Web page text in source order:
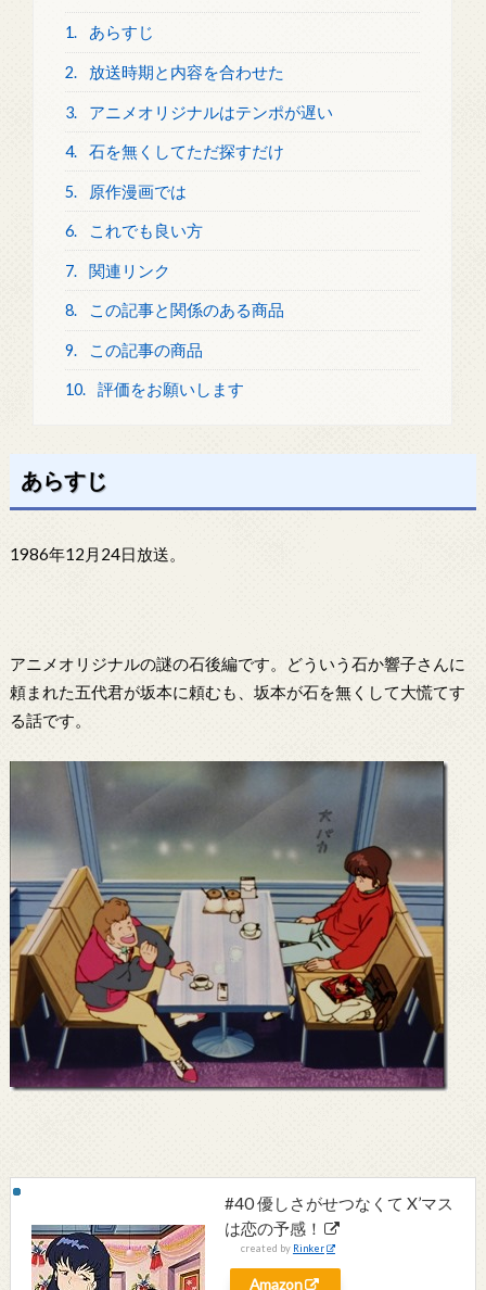
1. あらすじ
2. 放送時期と内容を合わせた
3. アニメオリジナルはテンポが遅い
4. 石を無くしてただ探すだけ
5. 原作漫画では
6. これでも良い方
7. 関連リンク
8. この記事と関係のある商品
9. この記事の商品
10. 評価をお願いします
あらすじ
1986年12月24日放送。
アニメオリジナルの謎の石後編です。どういう石か響子さんに
頼まれた五代君が坂本に頼むも、坂本が石を無くして大慌てす
る話です。
#40 優しさがせつなくて X’マス
は恋の予感！
created by Rinker
Amazon